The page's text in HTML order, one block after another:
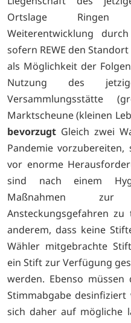
Ortslage Ringen
Weiterentwicklung
sofern REWE den
als Möglichkeit der
Nutzung des
Versammlungsstätte
Marktscheune (kleinen
bevorzugt Gleich zwei
Pandemie
vor enorme
sind nach einem
Maßnahmen
Ansteckungsgefahren
anderem, dass keine
Wähler mitgebrachte
ein Stift zur Verfügung
werden. Ebenso
Stimmabgabe
sich daher auf mögliche